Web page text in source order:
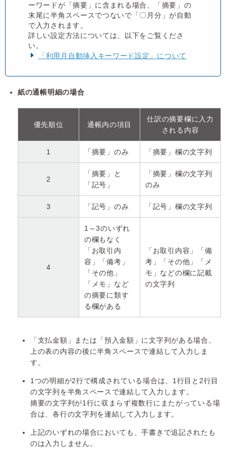
ーワードが「摘要」に含まれる場合、「摘要」の
末尾に半角スペースでつないで「〇月分」が自動
で入力されます。
詳しい設定方法については、以下をご覧くださ
い。
「利用月自動挿入キーワード設定」について
紙の通帳明細の場合
優先順位 通帳内の項目
仕訳の摘要欄に入力
される内容
1 「摘要」のみ 「摘要」欄の文字列
2
「摘要」と
「記号」
「摘要」欄の文字列
のみ
3 「記号」のみ 「記号」欄の文字列
4
1～3のいずれ
の欄もなく
「お取引内
容」「備考」
「その他」
「メモ」など
の摘要に類す
る欄がある
「お取引内容」「備
考」「その他」「メ
モ」などの欄に記載
の文字列
「支払金額」または「預入金額」に文字列がある場合、
上の表の内容の後に半角スペースで連結して入力しま
す。
1つの明細が2行で構成されている場合は、1行目と2行目
の文字列を半角スペースで連結して入力します。
摘要の文字列が1行に収まらず複数行にまたがっている場
合は、各行の文字列を連結して入力します。
上記のいずれの場合においても、手書きで追記されたも
のは入力しません。